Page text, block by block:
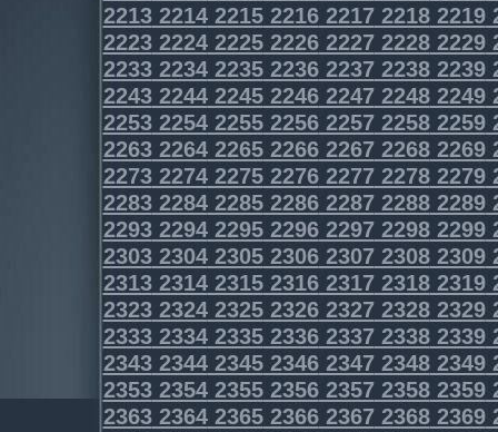
2213221422152216221722182219
2223222422252226222722282229
2233223422352236223722382239
2243224422452246224722482249
2253225422552256225722582259
2263226422652266226722682269
2273227422752276227722782279
2283228422852286228722882289
2293229422952296229722982299
2303230423052306230723082309
2313231423152316231723182319
2323232423252326232723282329
2333233423352336233723382339
2343234423452346234723482349
2353235423552356235723582359
2363236423652366236723682369